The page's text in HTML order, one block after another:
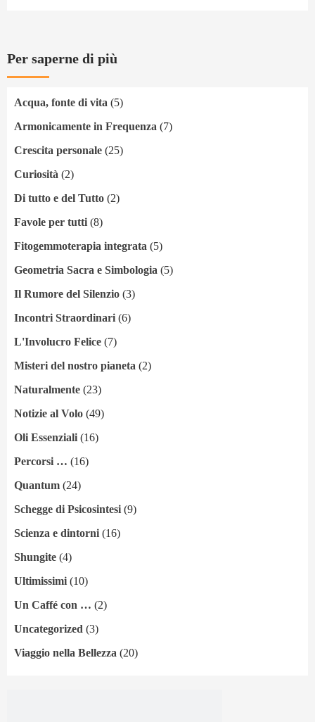
Per saperne di più
Acqua, fonte di vita (5)
Armonicamente in Frequenza (7)
Crescita personale (25)
Curiosità (2)
Di tutto e del Tutto (2)
Favole per tutti (8)
Fitogemmoterapia integrata (5)
Geometria Sacra e Simbologia (5)
Il Rumore del Silenzio (3)
Incontri Straordinari (6)
L'Involucro Felice (7)
Misteri del nostro pianeta (2)
Naturalmente (23)
Notizie al Volo (49)
Oli Essenziali (16)
Percorsi … (16)
Quantum (24)
Schegge di Psicosintesi (9)
Scienza e dintorni (16)
Shungite (4)
Ultimissimi (10)
Un Caffé con … (2)
Uncategorized (3)
Viaggio nella Bellezza (20)